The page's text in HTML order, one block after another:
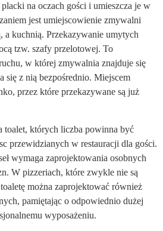
na oczach gości i umieszcza je w
jest umiejscowienie zmywalni
kuchnią. Przekazywanie umytych
tzw. szafy przelotowej. To
w której zmywalnia znajduje się
się z nią bezpośrednio. Miejscem
przez które przekazywane są już
toalet, których liczba powinna być
przewidzianych w restauracji dla gości.
wymaga zaprojektowania osobnych
W pizzeriach, które zwykle nie są
można zaprojektować również
pamiętając o odpowiednio dużej
wyposażeniu.